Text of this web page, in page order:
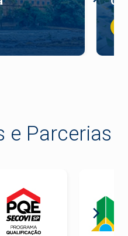
e Parcerias